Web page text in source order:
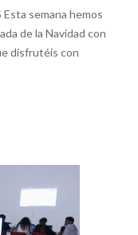
semana hemos
de la Navidad con
disfrutéis con